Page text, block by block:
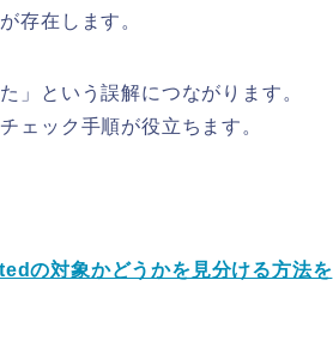
存在します。
」という誤解につながります。
ェック手順が役立ちます。
の対象かどうかを見分ける方法を